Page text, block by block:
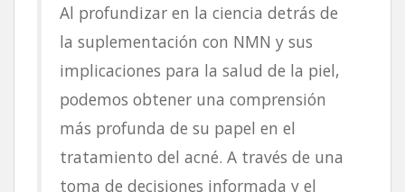
Al profundizar en la ciencia detrás de
la suplementación con NMN y sus
implicaciones para la salud de la piel,
podemos obtener una comprensión
más profunda de su papel en el
tratamiento del acné. A través de una
toma de decisiones informada y el